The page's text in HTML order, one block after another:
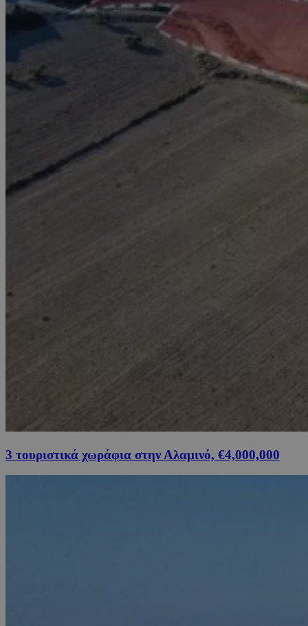
3 τουριστικά χωράφια στην Αλαμινό, €4,000,000